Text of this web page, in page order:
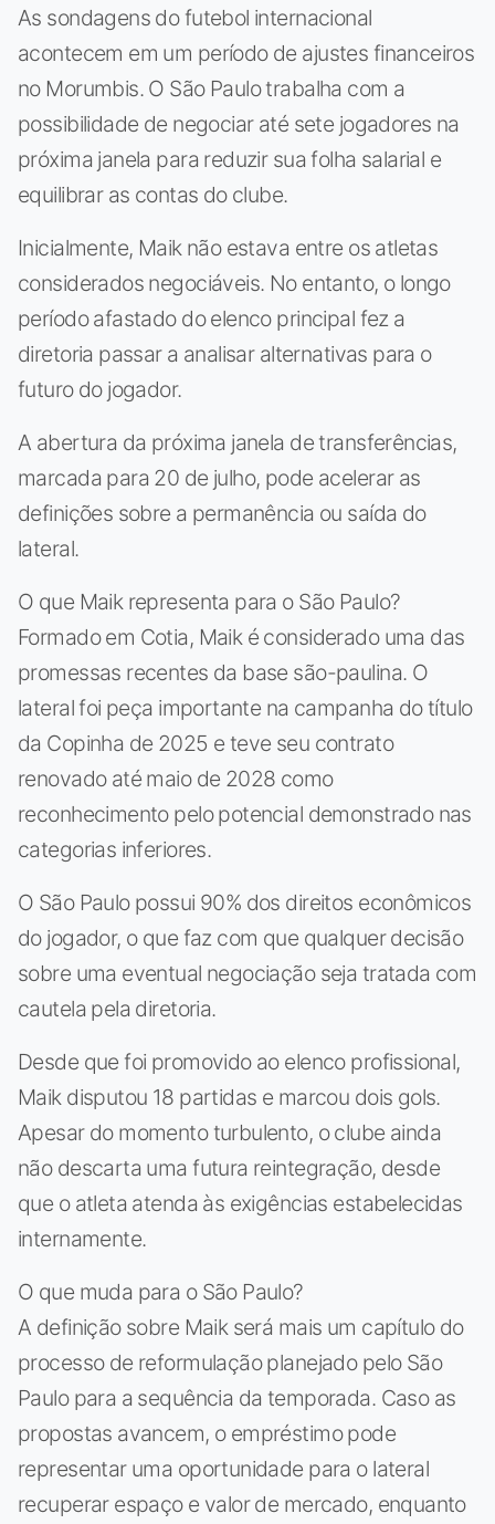
As sondagens do futebol internacional
acontecem em um período de ajustes financeiros
no Morumbis. O São Paulo trabalha com a
possibilidade de negociar até sete jogadores na
próxima janela para reduzir sua folha salarial e
equilibrar as contas do clube.
Inicialmente, Maik não estava entre os atletas
considerados negociáveis. No entanto, o longo
período afastado do elenco principal fez a
diretoria passar a analisar alternativas para o
futuro do jogador.
A abertura da próxima janela de transferências,
marcada para 20 de julho, pode acelerar as
definições sobre a permanência ou saída do
lateral.
O que Maik representa para o São Paulo?
Formado em Cotia, Maik é considerado uma das
promessas recentes da base são-paulina. O
lateral foi peça importante na campanha do título
da Copinha de 2025 e teve seu contrato
renovado até maio de 2028 como
reconhecimento pelo potencial demonstrado nas
categorias inferiores.
O São Paulo possui 90% dos direitos econômicos
do jogador, o que faz com que qualquer decisão
sobre uma eventual negociação seja tratada com
cautela pela diretoria.
Desde que foi promovido ao elenco profissional,
Maik disputou 18 partidas e marcou dois gols.
Apesar do momento turbulento, o clube ainda
não descarta uma futura reintegração, desde
que o atleta atenda às exigências estabelecidas
internamente.
O que muda para o São Paulo?
A definição sobre Maik será mais um capítulo do
processo de reformulação planejado pelo São
Paulo para a sequência da temporada. Caso as
propostas avancem, o empréstimo pode
representar uma oportunidade para o lateral
recuperar espaço e valor de mercado, enquanto